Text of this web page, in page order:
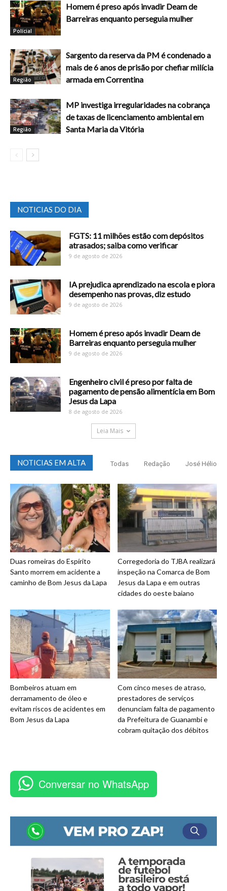
Polícial
Homem é preso após invadir Deam de
Barreiras enquanto perseguia mulher
Região
Sargento da reserva da PM é condenado a
mais de 6 anos de prisão por chefiar milícia
armada em Correntina
Região
MP investiga irregularidades na cobrança
de taxas de licenciamento ambiental em
Santa Maria da Vitória
NOTICIAS DO DIA
FGTS: 11 milhões estão com depósitos
atrasados; saiba como verificar
9 de agosto de 2026
IA prejudica aprendizado na escola e piora
desempenho nas provas, diz estudo
9 de agosto de 2026
Homem é preso após invadir Deam de
Barreiras enquanto perseguia mulher
9 de agosto de 2026
Engenheiro civil é preso por falta de
pagamento de pensão alimentícia em Bom
Jesus da Lapa
8 de agosto de 2026
Leia Mais
NOTICIAS EM ALTA Todas Redação José Hélio
Duas romeiras do Espírito
Santo morrem em acidente a
caminho de Bom Jesus da Lapa
Corregedoria do TJBA realizará
inspeção na Comarca de Bom
Jesus da Lapa e em outras
cidades do oeste baiano
Bombeiros atuam em
derramamento de óleo e
evitam riscos de acidentes em
Bom Jesus da Lapa
Com cinco meses de atraso,
prestadores de serviços
denunciam falta de pagamento
da Prefeitura de Guanambi e
cobram quitação dos débitos
Conversar no WhatsApp